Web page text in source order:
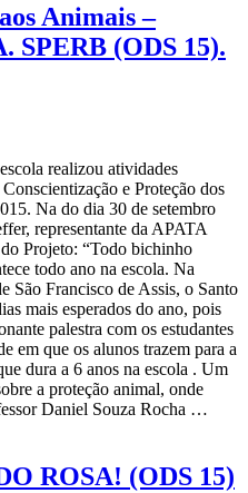
Animais –
SPERB (ODS 15).
realizou atividades
e Proteção dos
Na do dia 30 de setembro
representante da APATA
Projeto: “Todo bichinho
todo ano na escola. Na
São Francisco de Assis, o Santo
mais esperados do ano, pois
palestra com os estudantes
em que os alunos trazem para a
dura a 6 anos na escola . Um
a proteção animal, onde
Daniel Souza Rocha …
ROSA! (ODS 15)